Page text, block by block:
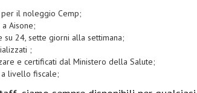
il noleggio Cemp;
Aisone;
su 24, sette giorni alla settimana;
;
e certificati dal Ministero della Salute;
livello fiscale;